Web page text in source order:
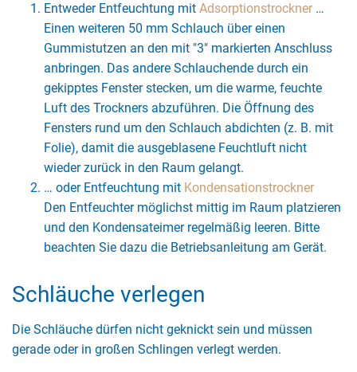
Entweder Entfeuchtung mit Adsorptionstrockner…
Einen weiteren 50 mm Schlauch über einen
Gummistutzen an den mit "3" markierten Anschluss
anbringen. Das andere Schlauchende durch ein
gekipptes Fenster stecken, um die warme, feuchte
Luft des Trockners abzuführen. Die Öffnung des
Fensters rund um den Schlauch abdichten (z. B. mit
Folie), damit die ausgeblasene Feuchtluft nicht
wieder zurück in den Raum gelangt.
… oder Entfeuchtung mit Kondensationstrockner
Den Entfeuchter möglichst mittig im Raum platzieren
und den Kondensateimer regelmäßig leeren. Bitte
beachten Sie dazu die Betriebsanleitung am Gerät.
Schläuche verlegen
Die Schläuche dürfen nicht geknickt sein und müssen
gerade oder in großen Schlingen verlegt werden.